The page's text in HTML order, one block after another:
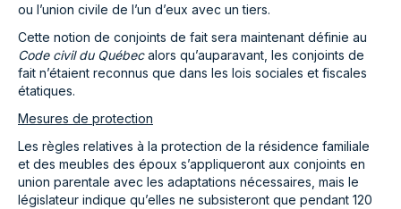
ou l’union civile de l’un d’eux avec un tiers.
Cette notion de conjoints de fait sera maintenant définie au
Code civil du Québecalors qu’auparavant, les conjoints de
fait n’étaient reconnus que dans les lois sociales et fiscales
étatiques.
Mesures de protection
Les règles relatives à la protection de la résidence familiale
et des meubles des époux s’appliqueront aux conjoints en
union parentale avec les adaptations nécessaires, mais le
législateur indique qu’elles ne subsisteront que pendant 120